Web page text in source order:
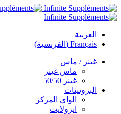
العربية
Français
( الفرنسية)
غينر / ماس
ماس غينر
غينر 50/50
البروتينات
الواي المركز
ايزولايت